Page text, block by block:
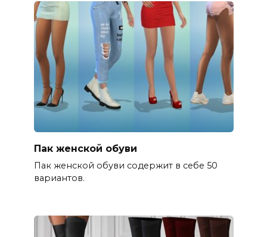
Пак женской обуви
Пак женской обуви содержит в себе 50
вариантов.